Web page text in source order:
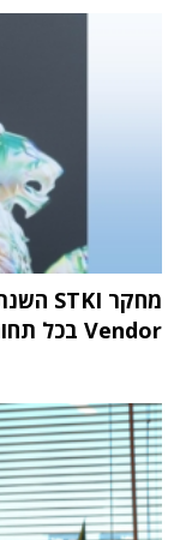
Vendor בכל תחומי שוק ה-IT